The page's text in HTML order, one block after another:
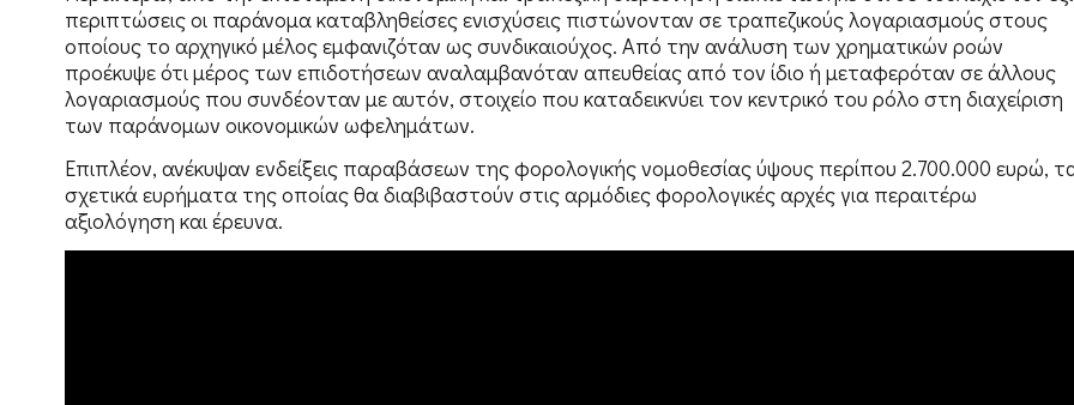
περιπτώσεις οι παράνομα καταβληθείσες ενισχύσεις πιστώνονταν σε τραπεζικούς λογαριασμούς στους
οποίους το αρχηγικό μέλος εμφανιζόταν ως συνδικαιούχος. Από την ανάλυση των χρηματικών ροών
προέκυψε ότι μέρος των επιδοτήσεων αναλαμβανόταν απευθείας από τον ίδιο ή μεταφερόταν σε άλλους
λογαριασμούς που συνδέονταν με αυτόν, στοιχείο που καταδεικνύει τον κεντρικό του ρόλο στη διαχείριση
των παράνομων οικονομικών ωφελημάτων.
Επιπλέον, ανέκυψαν ενδείξεις παραβάσεων της φορολογικής νομοθεσίας ύψους περίπου 2.700.000 ευρώ,
σχετικά ευρήματα της οποίας θα διαβιβαστούν στις αρμόδιες φορολογικές αρχές για περαιτέρω
αξιολόγηση και έρευνα.